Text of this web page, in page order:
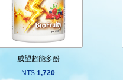
威望超能多酚
NT$ 1,720